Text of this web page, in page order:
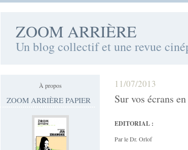
ZOOM ARRIÈRE
Un blog collectif et une revue
À propos
ZOOM ARRIÈRE PAPIER
11/07/2013
Sur vos écrans
EDITORIAL :
Par le Dr. Orlof